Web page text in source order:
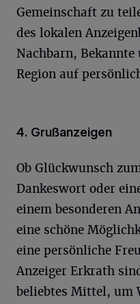
Gemeinschaft zu
des lokalen
Nachbarn, Bekannte
Region auf
4. Grußanzeigen
Ob Glückwunsch
Dankeswort oder
einem besonderen
eine schöne
eine persönliche
Anzeiger Erkrath
beliebtes Mittel, um